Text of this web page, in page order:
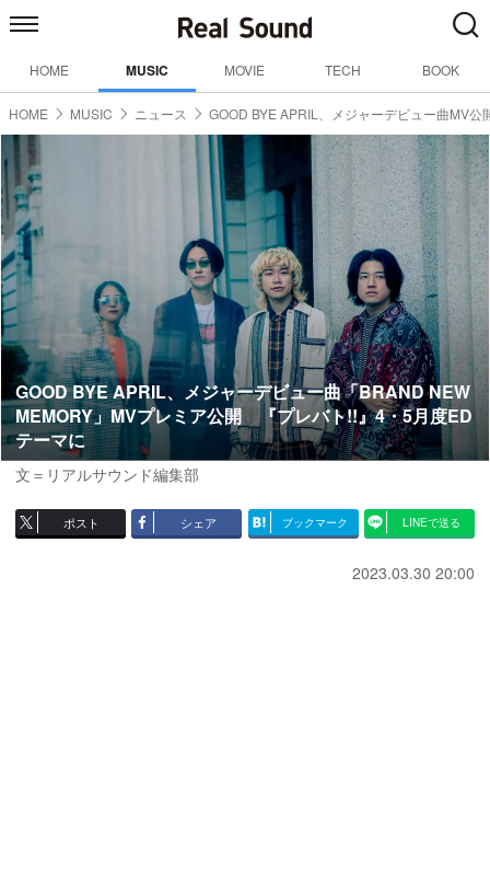
HOME MUSIC MOVIE TECH BOOK
HOME MUSIC ニュース GOOD BYE APRIL、メジャーデビュー曲MV公
GOOD BYE APRIL、メジャーデビュー曲「BRAND NEW
MEMORY」MVプレミア公開 『プレバト!!』4・5月度ED
テーマに
文＝リアルサウンド編集部
ポスト シェア ブックマーク LINEで送る
2023.03.30 20:00